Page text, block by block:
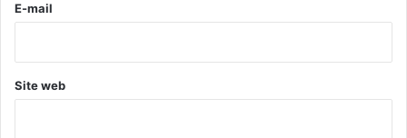
e
E-mail
Site web